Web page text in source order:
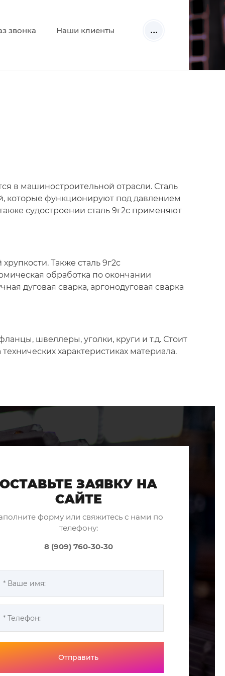
звонка Наши клиенты ...
в машиностроительной отрасли. Сталь
которые функционируют под давлением
судостроении сталь 9г2с применяют
Также сталь 9г2с
обработка по окончании
дуговая сварка, apгoнoдугoвaя cвapкa
швеллеры, уголки, круги и т.д. Стоит
характеристиках материала.
ОСТАВЬТЕ ЗАЯВКУ НА
САЙТЕ
форму или свяжитесь с нами по
телефону:
8 (909) 760-30-30
Отправить